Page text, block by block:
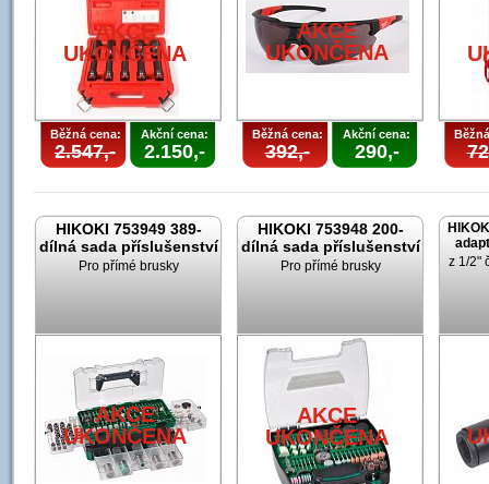
AKCE
UKONČENA
Běžná cena:
2.547,-
Akční cena:
2.150,-
AKCE
UKONČENA
Běžná cena:
392,-
Akční cena:
290,-
HIKOKI 753949 389-
dílná sada příslušenství
Pro přímé brusky
AKCE
UKONČENA
HIKOKI 753948 200-
dílná sada příslušenství
Pro přímé brusky
AKCE
UKONČENA
z 1/2"